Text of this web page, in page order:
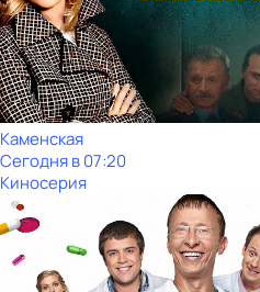
Каменская
Сегодня в 07:20
Киносерия